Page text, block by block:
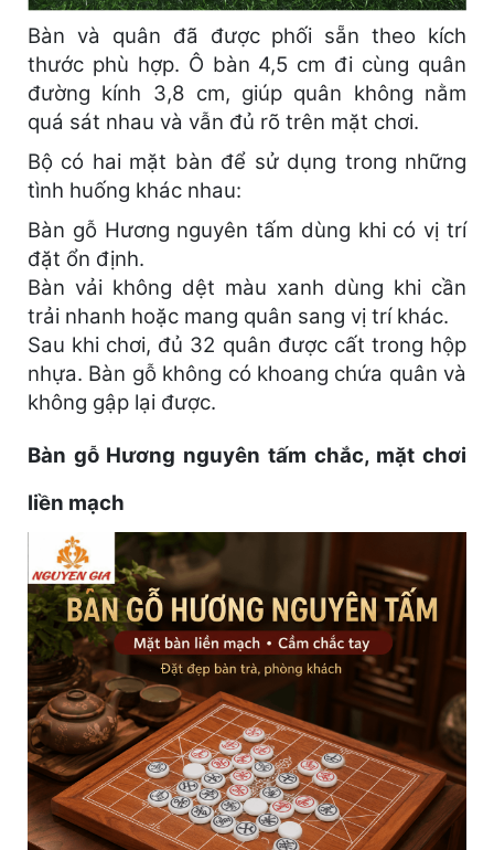
Bàn và quân đã được phối sẵn theo kích
thước phù hợp. Ô bàn 4,5 cm đi cùng quân
đường kính 3,8 cm, giúp quân không nằm
quá sát nhau và vẫn đủ rõ trên mặt chơi.
Bộ có hai mặt bàn để sử dụng trong những
tình huống khác nhau:
Bàn gỗ Hương nguyên tấm dùng khi có vị trí
đặt ổn định.
Bàn vải không dệt màu xanh dùng khi cần
trải nhanh hoặc mang quân sang vị trí khác.
Sau khi chơi, đủ 32 quân được cất trong hộp
nhựa. Bàn gỗ không có khoang chứa quân và
không gập lại được.
Bàn gỗ Hương nguyên tấm chắc, mặt chơi
liền mạch